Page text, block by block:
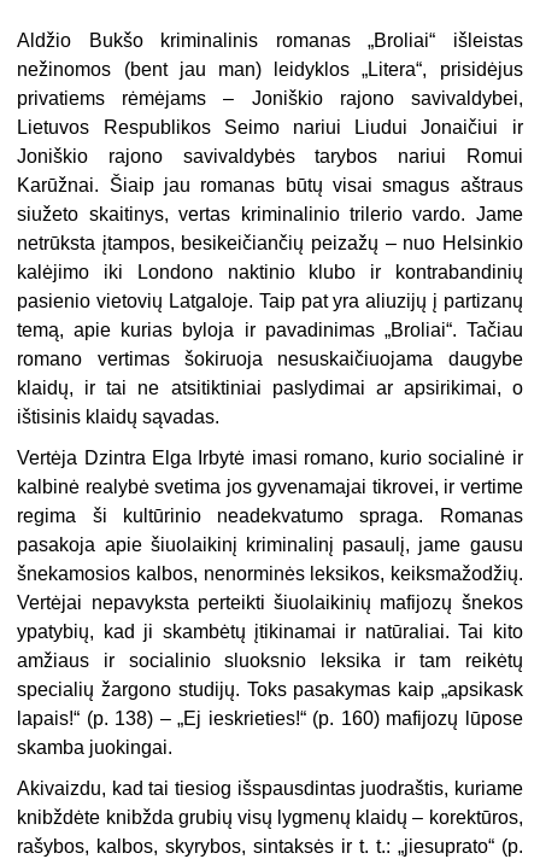
Aldžio Bukšo kriminalinis romanas „Broliai“ išleistas
nežinomos (bent jau man) leidyklos „Litera“, prisidėjus
privatiems rėmėjams – Joniškio rajono savivaldybei,
Lietuvos Respublikos Seimo nariui Liudui Jonaičiui ir
Joniškio rajono savivaldybės tarybos nariui Romui
Karūžnai. Šiaip jau romanas būtų visai smagus aštraus
siužeto skaitinys, vertas kriminalinio trilerio vardo. Jame
netrūksta įtampos, besikeičiančių peizažų – nuo Helsinkio
kalėjimo iki Londono naktinio klubo ir kontrabandinių
pasienio vietovių Latgaloje. Taip pat yra aliuzijų į partizanų
temą, apie kurias byloja ir pavadinimas „Broliai“. Tačiau
romano vertimas šokiruoja nesuskaičiuojama daugybe
klaidų, ir tai ne atsitiktiniai paslydimai ar apsirikimai, o
ištisinis klaidų sąvadas.
Vertėja Dzintra Elga Irbytė imasi romano, kurio socialinė ir
kalbinė realybė svetima jos gyvenamajai tikrovei, ir vertime
regima ši kultūrinio neadekvatumo spraga. Romanas
pasakoja apie šiuolaikinį kriminalinį pasaulį, jame gausu
šnekamosios kalbos, nenorminės leksikos, keiksmažodžių.
Vertėjai nepavyksta perteikti šiuolaikinių mafijozų šnekos
ypatybių, kad ji skambėtų įtikinamai ir natūraliai. Tai kito
amžiaus ir socialinio sluoksnio leksika ir tam reikėtų
specialių žargono studijų. Toks pasakymas kaip „apsikask
lapais!“ (p. 138) – „Ej ieskrieties!“ (p. 160) mafijozų lūpose
skamba juokingai.
Akivaizdu, kad tai tiesiog išspausdintas juodraštis, kuriame
knibždėte knibžda grubių visų lygmenų klaidų – korektūros,
rašybos, kalbos, skyrybos, sintaksės ir t. t.: „jiesuprato“(p.